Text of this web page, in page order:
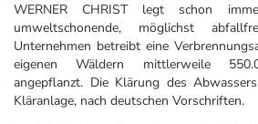
WERNER CHRIST legt schon
umweltschonende, möglichst
Unternehmen betreibt eine
eigenen Wäldern mittlerweile
angepflanzt. Die Klärung des
Kläranlage, nach deutschen Vorschriften.